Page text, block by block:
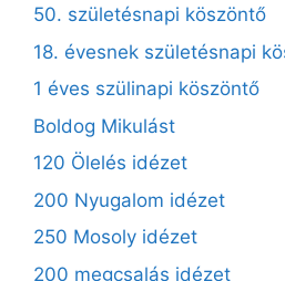
50. születésnapi köszöntő
18. évesnek születésnapi
1 éves szülinapi köszöntő
Boldog Mikulást
120 Ölelés idézet
200 Nyugalom idézet
250 Mosoly idézet
200 megcsalás idézet